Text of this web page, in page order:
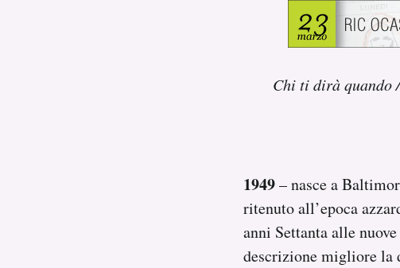
Chi ti dirà quando
1949– nasce a
ritenuto all’epoca
anni Settanta alle
descrizione migliore la